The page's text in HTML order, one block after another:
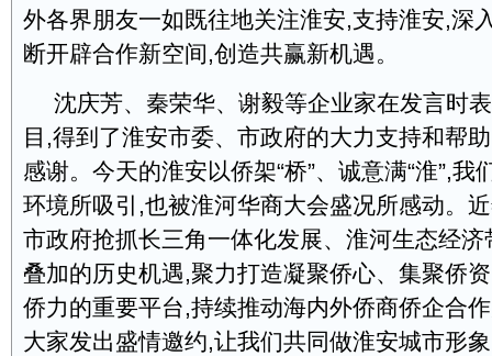
外各界朋友一如既往地关注淮安,支持淮安,深
断开辟合作新空间,创造共赢新机遇。
沈庆芳、秦荣华、谢毅等企业家在发言时
目,得到了淮安市委、市政府的大力支持和帮
感谢。今天的淮安以侨架“桥”、诚意满“淮”,我
环境所吸引,也被淮河华商大会盛况所感动。
市政府抢抓长三角一体化发展、淮河生态经
叠加的历史机遇,聚力打造凝聚侨心、集聚侨
侨力的重要平台,持续推动海内外侨商侨企合
大家发出盛情邀约,让我们共同做淮安城市形